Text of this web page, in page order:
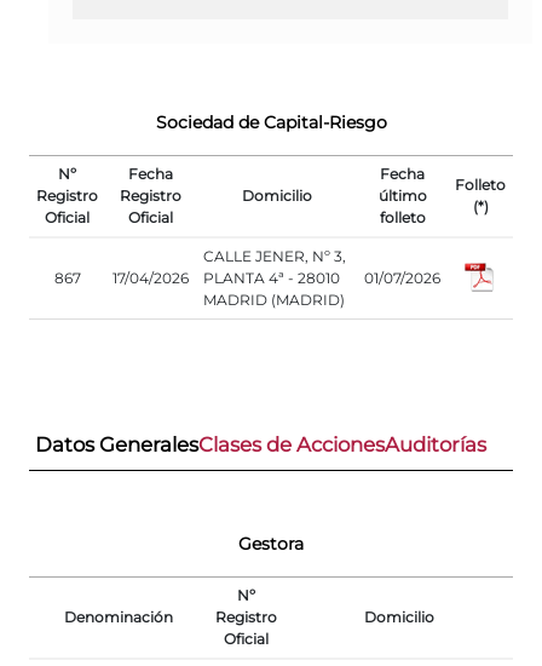
Sociedad de Capital-Riesgo
Nº
Registro
Oficial
Fecha
Registro
Oficial
Domicilio
Fecha
último
folleto
Folleto
(*)
867 17/04/2026
CALLE JENER, Nº 3,
PLANTA 4ª - 28010
MADRID (MADRID)
01/07/2026
Datos GeneralesClases de AccionesAuditorías
Gestora
Denominación
Nº
Registro
Oficial
Domicilio